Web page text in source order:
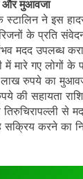
और मुआवजा
ने इस
के प्रति
मदद उपलब्ध
मारे गए लोगों के
रुपये का
की सहायता राशि
तिरुचिरापल्ली से
करने का